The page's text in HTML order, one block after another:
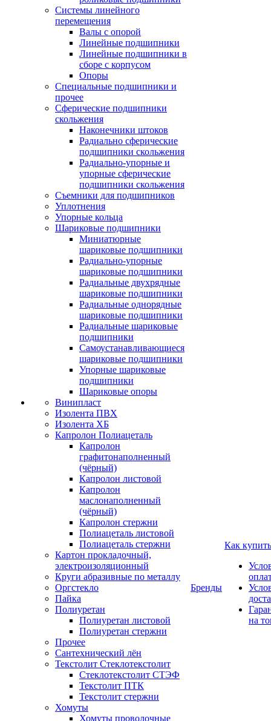
Системы линейного
перемещения
Валы с опорой
Линейные подшипники
Линейные подшипники в
сборе с корпусом
Опоры
Специальные подшипники и
прочее
Сферические подшипники
скольжения
Наконечники штоков
Радиально сферические
подшипники скольжения
Радиально-упорные и
упорные сферические
подшипники скольжения
Съемники для подшипников
Уплотнения
Упорные кольца
Шариковые подшипники
Миниатюрные
шариковые подшипники
Радиально-упорные
шариковые подшипники
Радиальные двухрядные
шариковые подшипники
Радиальные однорядные
шариковые подшипники
Радиальные шариковые
подшипники
Самоустанавливающиеся
шариковые подшипники
Упорные шариковые
подшипники
Шариковые опоры
Винипласт
Изолента ПВХ
Изолента ХБ
Капролон Полиацеталь
Капролон
графитонаполненный
(чёрный)
Капролон листовой
Капролон
маслонаполненный
(чёрный)
Капролон стержни
Полиацеталь листовой
Полиацеталь стержни
Картон прокладочный,
электроизоляционный
Круги абразивные по металлу
Оргстекло
Пайка
Полиуретан
Полиуретан листовой
Полиуретан стержни
Прочее
Сантехнический лён
Текстолит Стеклотекстолит
Стеклотекстолит СТЭФ
Текстолит ПТК
Текстолит стержни
Хомуты
Хомуты проволочные
Бренды
Как купить
на